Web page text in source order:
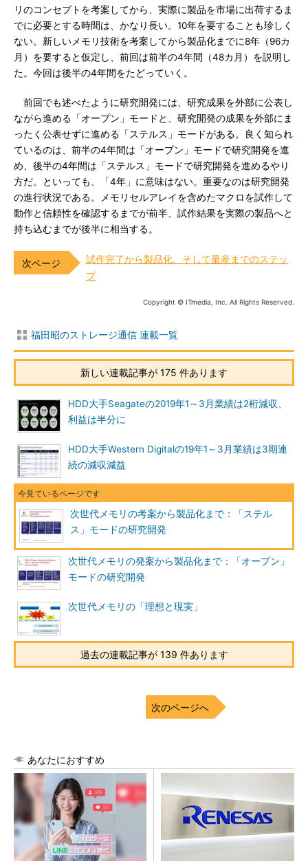
リのコンセプトを考案してから、実際に製品を市場に出荷するま
でに必要とする時間は、かなり長い。10年を要することも珍しく
ない。新しいメモリ技術を考案してから製品化までに8年（96カ
月）を要すると仮定し、前回は前半の4年間（48カ月）を説明し
た。今回は後半の4年間をたどっていく。
前回でも述べたように研究開発には、研究成果を外部に公表し
ながら進める「オープン」モードと、研究開発の成果を外部にま
ったく公表せずに進める「ステルス」モードがある。良く知られ
ているのは、前半の4年間は「オープン」モードで研究開発を進
め、後半の4年間は「ステルス」モードで研究開発を進めるやり
方だ。といっても、「4年」に意味はない。重要なのは研究開発
の進行状況である。メモリセルアレイを含めたマクロを試作して
動作と信頼性を確認するまでが前半、試作結果を実際の製品へと
持ち込むまでが後半に相当する。
試作完了から製品化、そして量産までのステッ
プ
Copyright © ITmedia, Inc. All Rights Reserved.
福田昭のストレージ通信 連載一覧
新しい連載記事が 175 件あります
HDD大手Seagateの2019年1～3月業績は2桁減収、
利益は半分に
HDD大手Western Digitalの19年1～3月業績は3期連
続の減収減益
次世代メモリの考案から製品化まで：「ステル
ス」モードの研究開発
次世代メモリの発案から製品化まで：「オープン」
モードの研究開発
次世代メモリの「理想と現実」
過去の連載記事が 139 件あります
次のページへ
あなたにおすすめ